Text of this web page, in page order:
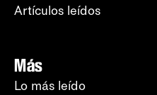
Artículos leídos
Más
Lo más leído